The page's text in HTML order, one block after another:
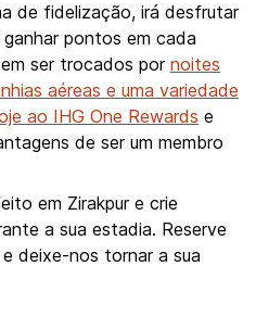
de fidelização, irá desfrutar
pontos em cada
ser trocados por noites
aéreas e uma variedade
ao IHG One Rewards e
de ser um membro
em Zirakpur e crie
a sua estadia. Reserve
deixe-nos tornar a sua